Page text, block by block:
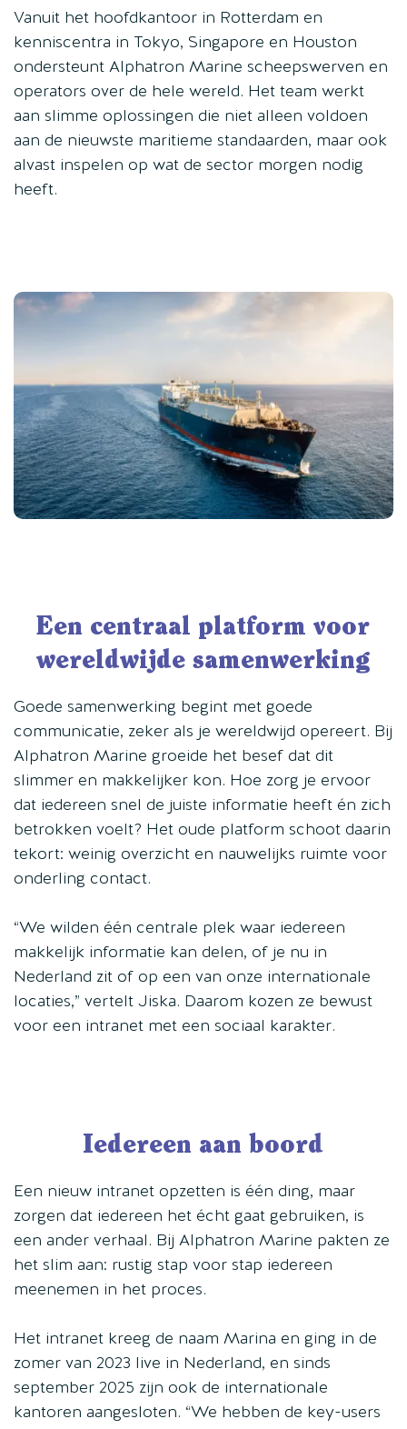
Vanuit het hoofdkantoor in Rotterdam en
kenniscentra in Tokyo, Singapore en Houston
ondersteunt Alphatron Marine scheepswerven en
operators over de hele wereld. Het team werkt
aan slimme oplossingen die niet alleen voldoen
aan de nieuwste maritieme standaarden, maar ook
alvast inspelen op wat de sector morgen nodig
heeft.
Een centraal platform voor
wereldwijde samenwerking
Goede samenwerking begint met goede
communicatie, zeker als je wereldwijd opereert. Bij
Alphatron Marine groeide het besef dat dit
slimmer en makkelijker kon. Hoe zorg je ervoor
dat iedereen snel de juiste informatie heeft én zich
betrokken voelt? Het oude platform schoot daarin
tekort: weinig overzicht en nauwelijks ruimte voor
onderling contact.
“We wilden één centrale plek waar iedereen
makkelijk informatie kan delen, of je nu in
Nederland zit of op een van onze internationale
locaties,” vertelt Jiska. Daarom kozen ze bewust
voor een intranet met een sociaal karakter.
Iedereen aan boord
Een nieuw intranet opzetten is één ding, maar
zorgen dat iedereen het écht gaat gebruiken, is
een ander verhaal. Bij Alphatron Marine pakten ze
het slim aan: rustig stap voor stap iedereen
meenemen in het proces.
Het intranet kreeg de naam Marina en ging in de
zomer van 2023 live in Nederland, en sinds
september 2025 zijn ook de internationale
kantoren aangesloten. “We hebben de key-users